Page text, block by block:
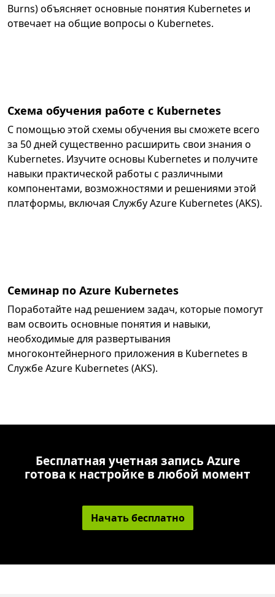
Burns) объясняет основные понятия Kubernetes и
отвечает на общие вопросы о Kubernetes.
Схема обучения работе с Kubernetes
С помощью этой схемы обучения вы сможете всего
за 50 дней существенно расширить свои знания о
Kubernetes. Изучите основы Kubernetes и получите
навыки практической работы с различными
компонентами, возможностями и решениями этой
платформы, включая Службу Azure Kubernetes (AKS).
Семинар по Azure Kubernetes
Поработайте над решением задач, которые помогут
вам освоить основные понятия и навыки,
необходимые для развертывания
многоконтейнерного приложения в Kubernetes в
Службе Azure Kubernetes (AKS).
Бесплатная учетная запись Azure
готова к настройке в любой момент
Начать бесплатно